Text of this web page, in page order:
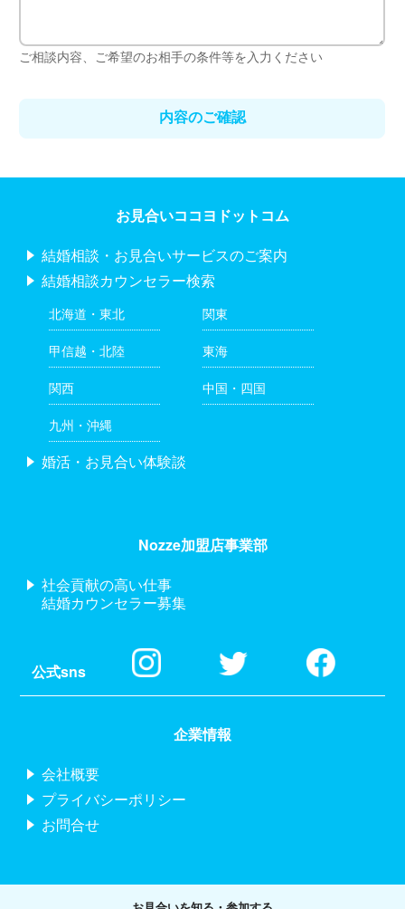
ご相談内容、ご希望のお相手の条件等を入力ください
お見合いココヨドットコム
結婚相談・お見合いサービスのご案内
結婚相談カウンセラー検索
北海道・東北 関東
甲信越・北陸 東海
関西 中国・四国
九州・沖縄
婚活・お見合い体験談
Nozze加盟店事業部
社会貢献の高い仕事
結婚カウンセラー募集
公式sns
企業情報
会社概要
プライバシーポリシー
お問合せ